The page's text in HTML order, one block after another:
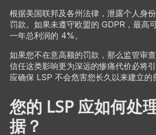
根据美国联邦及各州法律，泄露个人身
罚款。如果未遵守欧盟的 GDPR，最高
一年总利润的 4%。
如果您不在意高额的罚款，那么监管审
信任这类影响更为深远的惨痛代价必将
应确保 LSP 不会危害您长久以来建立的
您的 LSP 应如何处
据？